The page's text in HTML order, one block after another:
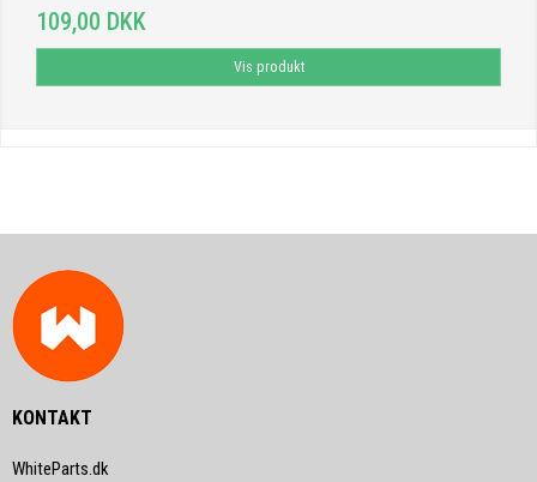
109,00 DKK
Vis produkt
KONTAKT
WhiteParts.dk